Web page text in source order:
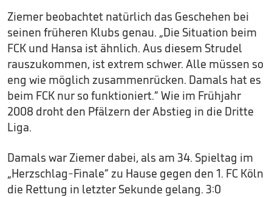
Ziemer beobachtet natürlich das Geschehen bei
seinen früheren Klubs genau. „Die Situation beim
FCK und Hansa ist ähnlich. Aus diesem Strudel
rauszukommen, ist extrem schwer. Alle müssen so
eng wie möglich zusammenrücken. Damals hat es
beim FCK nur so funktioniert.“ Wie im Frühjahr
2008 droht den Pfälzern der Abstieg in die Dritte
Liga.
Damals war Ziemer dabei, als am 34. Spieltag im
„Herzschlag-Finale“ zu Hause gegen den 1. FC Köln
die Rettung in letzter Sekunde gelang. 3:0